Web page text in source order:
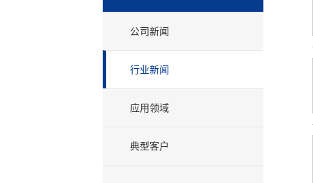
公司新闻
行业新闻
应用领域
典型客户